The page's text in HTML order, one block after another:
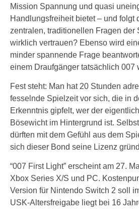
Mission Spannung und quasi
Handlungsfreiheit bietet – und folgt
zentralen, traditionellen Fragen der
wirklich vertrauen? Ebenso wird
minder spannende Frage
einem Draufgänger tatsächlich 007
Fest steht: Man hat 20 Stunden
fesselnde Spielzeit vor sich, die in
Erkenntnis gipfelt, wer der
Bösewicht im Hintergrund ist.
dürften mit dem Gefühl aus dem
sich dieser Bond seine Lizenz
“007 First Light” erscheint am 27.
Xbox Series X/S und PC.
Version für Nintendo Switch 2 soll
USK-Altersfreigabe liegt bei 16